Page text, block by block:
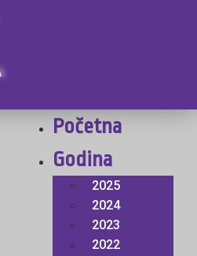
Početna
Godina
2025
2024
2023
2022